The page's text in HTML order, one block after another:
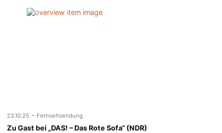
23.10.25 - Fernsehsendung
Zu Gast bei „DAS! – Das Rote Sofa“ (NDR)